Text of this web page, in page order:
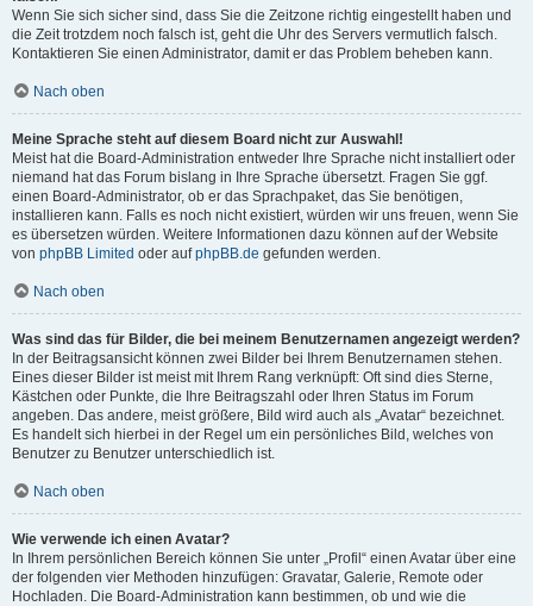
Wenn Sie sich sicher sind, dass Sie die Zeitzone richtig eingestellt haben und
die Zeit trotzdem noch falsch ist, geht die Uhr des Servers vermutlich falsch.
Kontaktieren Sie einen Administrator, damit er das Problem beheben kann.
Nach oben
Meine Sprache steht auf diesem Board nicht zur Auswahl!
Meist hat die Board-Administration entweder Ihre Sprache nicht installiert oder
niemand hat das Forum bislang in Ihre Sprache übersetzt. Fragen Sie ggf.
einen Board-Administrator, ob er das Sprachpaket, das Sie benötigen,
installieren kann. Falls es noch nicht existiert, würden wir uns freuen, wenn Sie
es übersetzen würden. Weitere Informationen dazu können auf der Website
von phpBB Limited oder aufphpBB.de gefunden werden.
Nach oben
Was sind das für Bilder, die bei meinem Benutzernamen angezeigt werden?
In der Beitragsansicht können zwei Bilder bei Ihrem Benutzernamen stehen.
Eines dieser Bilder ist meist mit Ihrem Rang verknüpft: Oft sind dies Sterne,
Kästchen oder Punkte, die Ihre Beitragszahl oder Ihren Status im Forum
angeben. Das andere, meist größere, Bild wird auch als „Avatar“ bezeichnet.
Es handelt sich hierbei in der Regel um ein persönliches Bild, welches von
Benutzer zu Benutzer unterschiedlich ist.
Nach oben
Wie verwende ich einen Avatar?
In Ihrem persönlichen Bereich können Sie unter „Profil“ einen Avatar über eine
der folgenden vier Methoden hinzufügen: Gravatar, Galerie, Remote oder
Hochladen. Die Board-Administration kann bestimmen, ob und wie die